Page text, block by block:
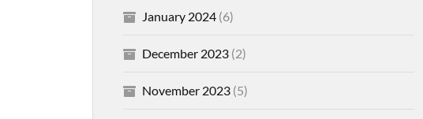
January 2024(6)
December 2023(2)
November 2023(5)